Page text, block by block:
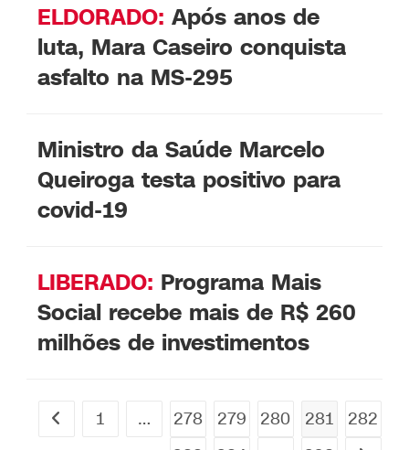
ELDORADO: Após anos de
luta, Mara Caseiro conquista
asfalto na MS-295
Ministro da Saúde Marcelo
Queiroga testa positivo para
covid-19
LIBERADO: Programa Mais
Social recebe mais de R$ 260
milhões de investimentos
1 … 278 279 280 281
282